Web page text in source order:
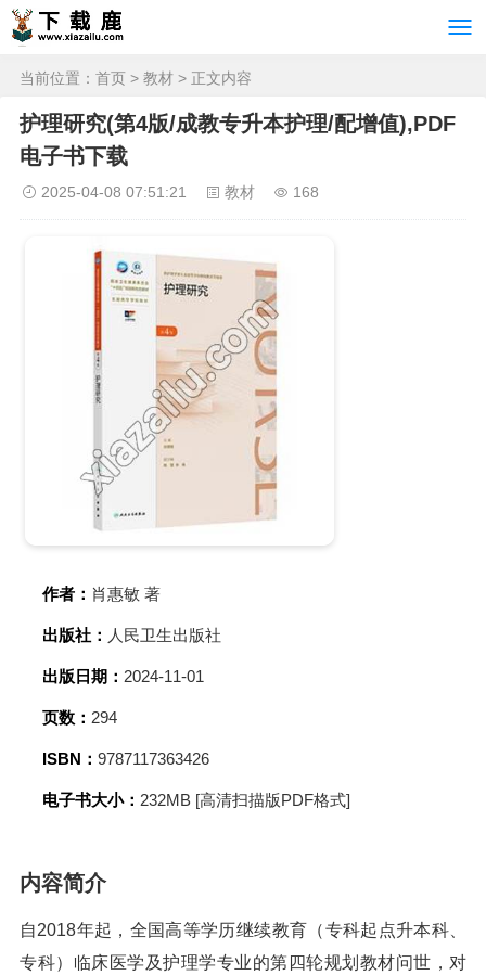
当前位置： 首页 > 教材 > 正文内容
护理研究(第4版/成教专升本护理/配增值),PDF
电子书下载
2025-04-08 07:51:21 教材 168
作者： 肖惠敏 著
出版社： 人民卫生出版社
出版日期： 2024-11-01
页数： 294
ISBN： 9787117363426
电子书大小： 232MB [高清扫描版PDF格式]
内容简介
自2018年起，全国高等学历继续教育（专科起点升本科、
专科）临床医学及护理学专业的第四轮规划教材问世，对